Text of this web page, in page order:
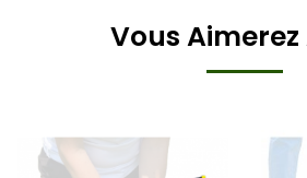
Vous Aimerez